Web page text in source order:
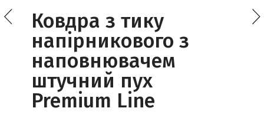
Ковдра з тику
напірникового з
наповнювачем
штучний пух
Premium Line